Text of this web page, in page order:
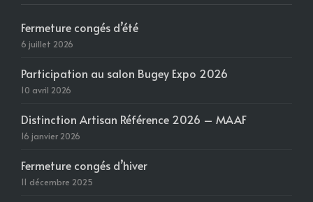
Fermeture congés d’été
6 juillet 2026
Participation au salon Bugey Expo 2026
10 avril 2026
Distinction Artisan Référence 2026 – MAAF
16 janvier 2026
Fermeture congés d’hiver
11 décembre 2025